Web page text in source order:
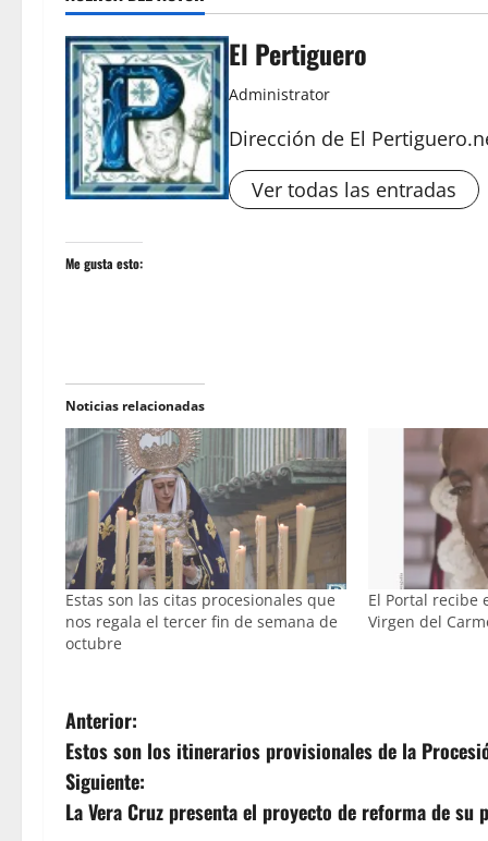
El Pertiguero
Administrator
Dirección de El
Ver todas las entradas
Me gusta esto:
Noticias relacionadas
Estas son las citas procesionales que
nos regala el tercer fin de semana de
octubre
El Portal recibe
Virgen del
N
a
v
Anterior:
Estos son los itinerarios provisionales de la
Siguiente:
La Vera Cruz presenta el proyecto de reforma de su